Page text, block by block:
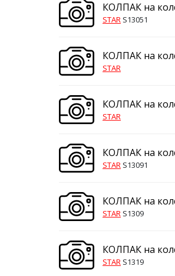
КОЛПАК на
STAR S13051
КОЛПАК на
STAR
КОЛПАК на
STAR
КОЛПАК на
STAR S13091
КОЛПАК на
STAR S1309
КОЛПАК на
STAR S1319